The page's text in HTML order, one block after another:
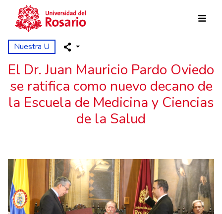
Pasar al contenido principal
Nuestra U
El Dr. Juan Mauricio Pardo Oviedo
se ratifica como nuevo decano de
la Escuela de Medicina y Ciencias
de la Salud